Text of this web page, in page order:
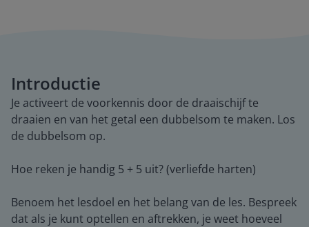
Introductie
Je activeert de voorkennis door de draaischijf te
draaien en van het getal een dubbelsom te maken. Los
de dubbelsom op.
Hoe reken je handig 5 + 5 uit? (verliefde harten)
Benoem het lesdoel en het belang van de les. Bespreek
dat als je kunt optellen en aftrekken, je weet hoeveel